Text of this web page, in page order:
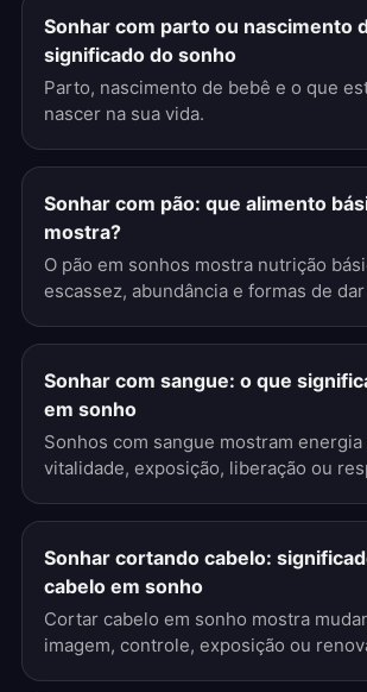
Sonhar com parto ou nascimento
significado do sonho
Parto, nascimento de bebê e o que
nascer na sua vida.
Sonhar com pão: que alimento
mostra?
O pão em sonhos mostra nutrição
escassez, abundância e formas de
Sonhar com sangue: o que
em sonho
Sonhos com sangue mostram
vitalidade, exposição, liberação ou
Sonhar cortando cabelo:
cabelo em sonho
Cortar cabelo em sonho mostra
imagem, controle, exposição ou